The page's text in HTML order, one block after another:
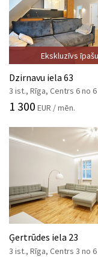
Ekskluzīvs
Dzirnavu iela 63
3 ist., Rīga, Centrs 6 no
1 300 EUR / mēn.
Ģertrūdes iela 23
3 ist., Rīga, Centrs 3 no